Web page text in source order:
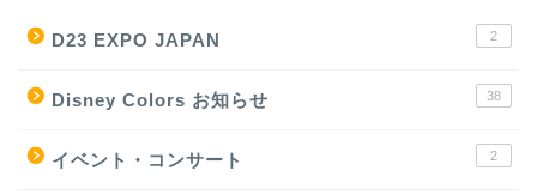
D23 EXPO JAPAN 2
Disney Colors お知らせ 38
イベント・コンサート 2